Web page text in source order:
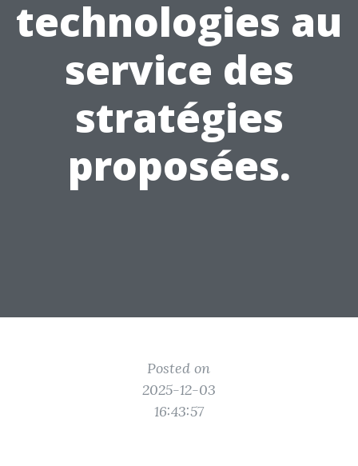
technologies au
service des
stratégies
proposées.
Posted on
2025-12-03
16:43:57